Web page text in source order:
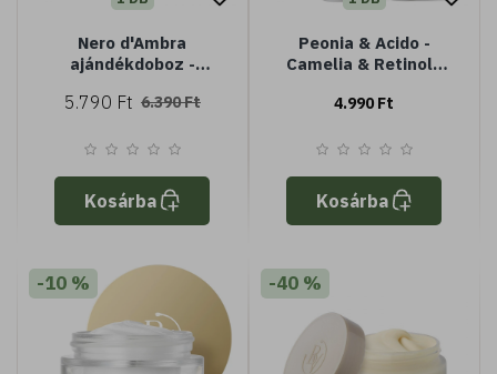
Nero d'Ambra
ajándékdoboz -
sörnyitó
5.790 Ft 6.390 Ft
Kosárba
Peonia & Acido -
Camelia & Retinolo
4.990 Ft
Kosárba
-10 % -40 %